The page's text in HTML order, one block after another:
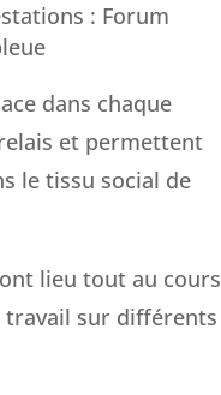
: Forum
dans chaque
et permettent
le tissu social de
lieu tout au cours
travail sur différents